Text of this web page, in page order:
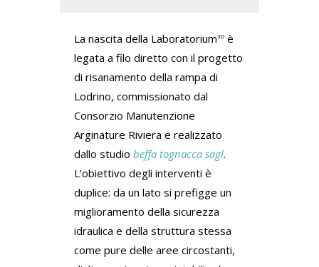
La nascita della Laboratorium3D è
legata a filo diretto con il progetto
di risanamento della rampa di
Lodrino, commissionato dal
Consorzio Manutenzione
Arginature Riviera e realizzato
dallo studio beffa tognacca sagl.
L’obiettivo degli interventi è
duplice: da un lato si prefigge un
miglioramento della sicurezza
idraulica e della struttura stessa
come pure delle aree circostanti,